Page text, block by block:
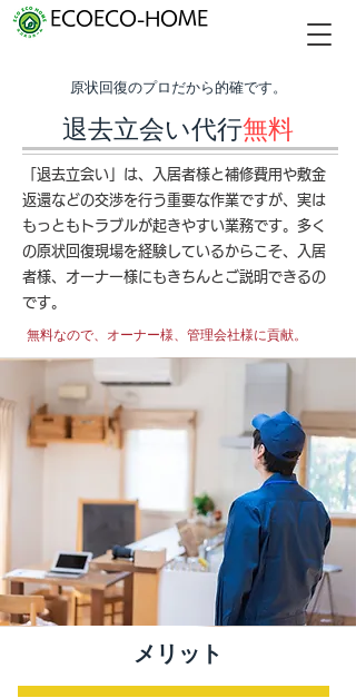
ECOECO-HOME
​原状回復のプロだから的確です。
退去立会い代行無料
「退去立会い」は、入居者様と補修費用や敷金
返還などの交渉を行う重要な作業ですが、実は
もっともトラブルが起きやすい業務です。多く
の原状回復現場を経験しているからこそ、入居
者様、オーナー様にもきちんとご説明できるの
です。
無料なので、オーナー様、管理会社様に貢献。
​メリット